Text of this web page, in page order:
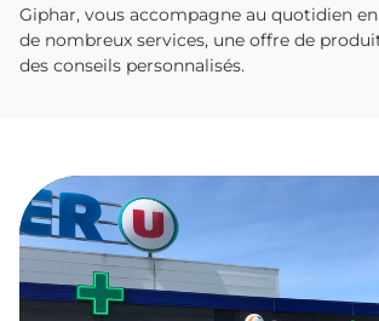
Giphar, vous accompagne au quotidien
de nombreux services, une offre de
des conseils personnalisés.